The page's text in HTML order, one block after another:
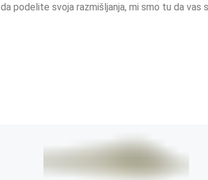
svoja razmišljanja, mi smo tu da vas